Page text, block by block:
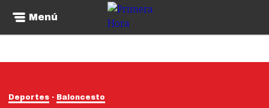
Menú
Deportes Baloncesto